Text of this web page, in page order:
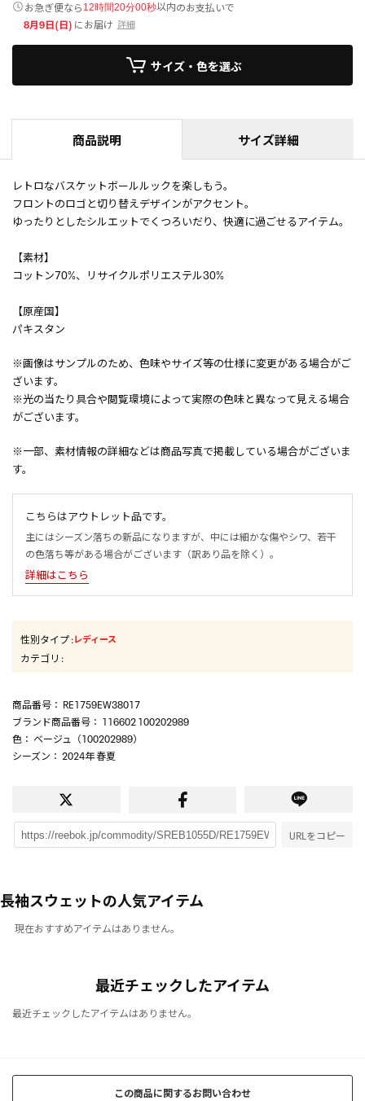
お急ぎ便なら 12時間20分00秒以内のお支払いで
8月9日(日) にお届け 詳細
サイズ・色を選ぶ
商品説明 サイズ詳細
レトロなバスケットボールルックを楽しもう。
フロントのロゴと切り替えデザインがアクセント。
ゆったりとしたシルエットでくつろいだり、快適に過ごせるアイテム。
【素材】
コットン70%、リサイクルポリエステル30%
【原産国】
パキスタン
※画像はサンプルのため、色味やサイズ等の仕様に変更がある場合がご
ざいます。
※光の当たり具合や閲覧環境によって実際の色味と異なって見える場合
がございます。
※一部、素材情報の詳細などは商品写真で掲載している場合がございま
す。
こちらはアウトレット品です。
主にはシーズン落ちの新品になりますが、中には細かな傷やシワ、若干
の色落ち等がある場合がございます（訳あり品を除く）。
詳細はこちら
性別タイプ:レディース
カテゴリ :
商品番号 ： RE1759EW38017
ブランド商品番号 ： 116602 100202989
色 ： ベージュ（100202989）
シーズン ： 2024年 春夏
URLをコピー
長袖スウェットの人気アイテム
現在おすすめアイテムはありません。
最近チェックしたアイテム
最近チェックしたアイテムはありません。
この商品に関するお問い合わせ